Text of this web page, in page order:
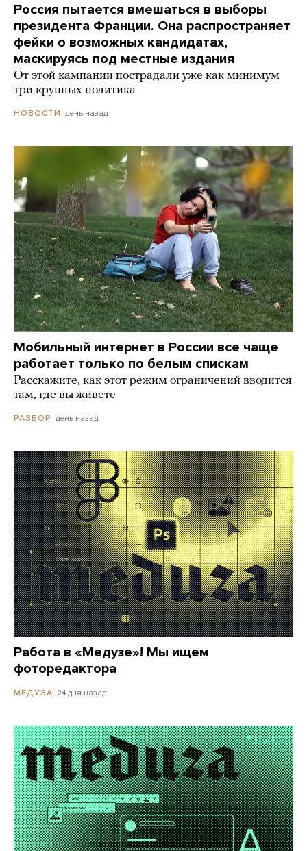
Россия пытается вмешаться в выборы
президента Франции. Она распространяет
фейки о возможных кандидатах,
маскируясь под местные издания
От этой кампании пострадали уже как минимум
три крупных политика
НОВОСТИ день назад
Мобильный интернет в России все чаще
работает только по белым спискам
Расскажите, как этот режим ограничений вводится
там, где вы живете
РАЗБОР день назад
Работа в «Медузе»! Мы ищем
фоторедактора
МЕДУЗА 24 дня назад